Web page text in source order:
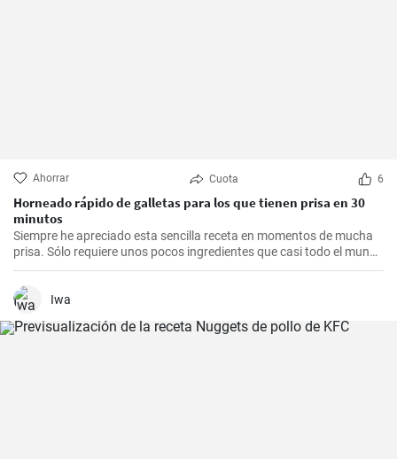
Ahorrar Cuota 6
Horneado rápido de galletas para los que tienen prisa en 30
minutos
Siempre he apreciado esta sencilla receta en momentos de mucha
prisa. Sólo requiere unos pocos ingredientes que casi todo el mundo
tiene en casa, y en apenas 30 minutos puedes estar disfrutando de
unas deliciosas galletas caseras. Con su textura crujiente y su
sabor dulce, siempre eran un éxito para las visitas improvisadas y
Iwa